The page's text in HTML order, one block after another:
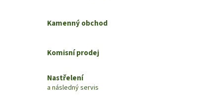
Kamenný obchod
Komisní prodej
Nastřelení
a následný servis